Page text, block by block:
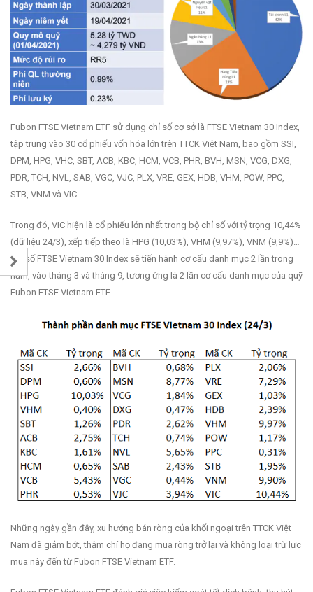
Fubon FTSE Vietnam ETF sử dụng chỉ số cơ sở là FTSE Vietnam 30 Index,
tập trung vào 30 cổ phiếu vốn hóa lớn trên TTCK Việt Nam, bao gồm SSI,
DPM, HPG, VHC, SBT, ACB, KBC, HCM, VCB, PHR, BVH, MSN, VCG, DXG,
PDR, TCH, NVL, SAB, VGC, VJC, PLX, VRE, GEX, HDB, VHM, POW, PPC,
STB, VNM và VIC.
Trong đó, VIC hiện là cổ phiếu lớn nhất trong bộ chỉ số với tỷ trọng 10,44%
(dữ liệu 24/3), xếp tiếp theo là HPG (10,03%), VHM (9,97%), VNM (9,9%)…
Chỉ số FTSE Vietnam 30 Index sẽ tiến hành cơ cấu danh mục 2 lần trong
năm, vào tháng 3 và tháng 9, tương ứng là 2 lần cơ cấu danh mục của quỹ
Fubon FTSE Vietnam ETF.
Những ngày gần đây, xu hướng bán ròng của khối ngoại trên TTCK Việt
Nam đã giảm bớt, thậm chí họ đang mua ròng trở lại và không loại trừ lực
mua này đến từ Fubon FTSE Vietnam ETF.